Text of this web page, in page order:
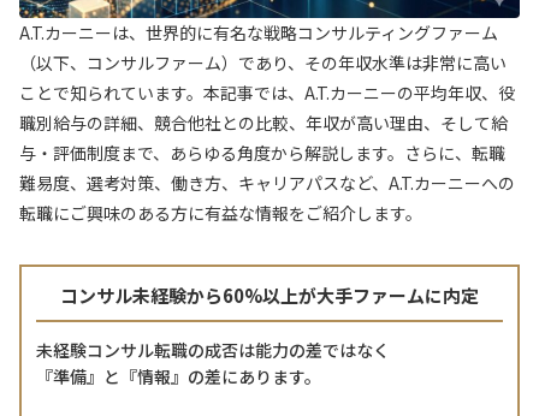
A.T.カーニーは、世界的に有名な戦略コンサルティングファーム
（以下、コンサルファーム）であり、その年収水準は非常に高い
ことで知られています。本記事では、A.T.カーニーの平均年収、役
職別給与の詳細、競合他社との比較、年収が高い理由、そして給
与・評価制度まで、あらゆる角度から解説します。さらに、転職
難易度、選考対策、働き方、キャリアパスなど、A.T.カーニーへの
転職にご興味のある方に有益な情報をご紹介します。
コンサル未経験から60%以上が大手ファームに内定
未経験コンサル転職の成否は能力の差ではなく
『準備』と『情報』の差にあります。